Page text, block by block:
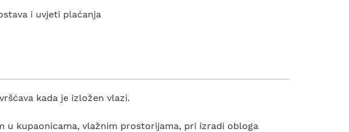
i uvjeti plaćanja
kada je izložen vlazi.
kupaonicama, vlažnim prostorijama, pri izradi obloga